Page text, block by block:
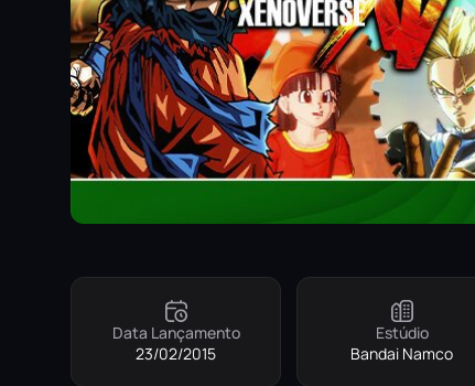
Data Lançamento
23/02/2015
Estúdio
Bandai Namco